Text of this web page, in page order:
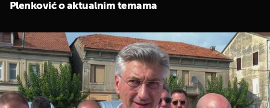
Plenković o aktualnim temama